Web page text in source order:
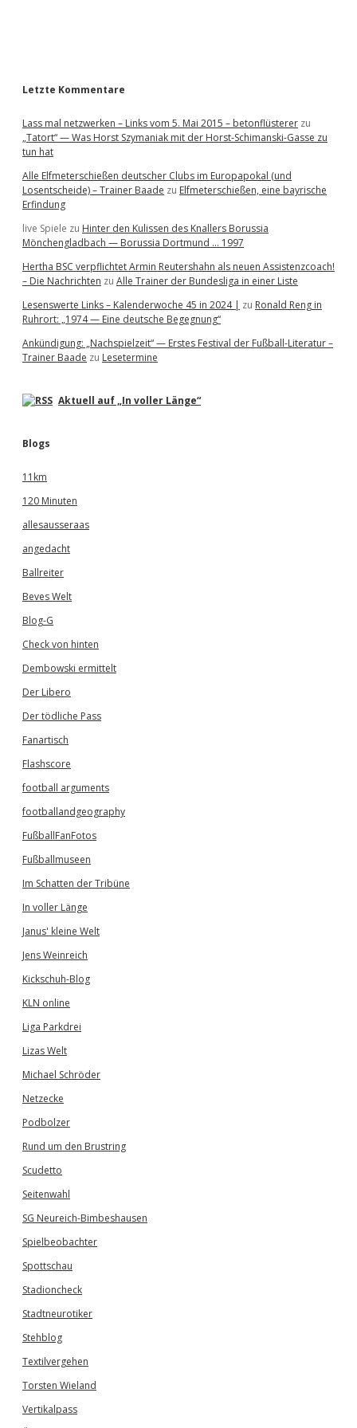
Letzte Kommentare
Lass mal netzwerken – Links vom 5. Mai 2015 – betonflüsterer zu
„Tatort“ — Was Horst Szymaniak mit der Horst-Schimanski-Gasse zu
tun hat
Alle Elfmeterschießen deutscher Clubs im Europapokal (und
Losentscheide) – Trainer Baade zu Elfmeterschießen, eine bayrische
Erfindung
live Spiele zu Hinter den Kulissen des Knallers Borussia
Mönchengladbach — Borussia Dortmund … 1997
Hertha BSC verpflichtet Armin Reutershahn als neuen Assistenzcoach!
– Die Nachrichten zu Alle Trainer der Bundesliga in einer Liste
Lesenswerte Links – Kalenderwoche 45 in 2024 | zu Ronald Reng in
Ruhrort: „1974 — Eine deutsche Begegnung“
Ankündigung: „Nachspielzeit“ — Erstes Festival der Fußball-Literatur –
Trainer Baade zu Lesetermine
Aktuell auf „In voller Länge“
Blogs
11km
120 Minuten
allesausseraas
angedacht
Ballreiter
Beves Welt
Blog-G
Check von hinten
Dembowski ermittelt
Der Libero
Der tödliche Pass
Fanartisch
Flashscore
football arguments
footballandgeography
FußballFanFotos
Fußballmuseen
Im Schatten der Tribüne
In voller Länge
Janus' kleine Welt
Jens Weinreich
Kickschuh-Blog
KLN online
Liga Parkdrei
Lizas Welt
Michael Schröder
Netzecke
Podbolzer
Rund um den Brustring
Scudetto
Seitenwahl
SG Neureich-Bimbeshausen
Spielbeobachter
Spottschau
Stadioncheck
Stadtneurotiker
Stehblog
Textilvergehen
Torsten Wieland
Vertikalpass